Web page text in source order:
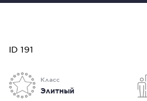
ID 191
Класс
Элитный